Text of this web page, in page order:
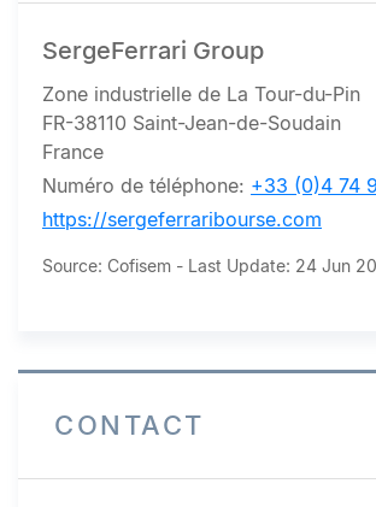
SergeFerrari Group
Zone industrielle de La Tour-du-Pin
FR-38110 Saint-Jean-de-Soudain
France
Numéro de téléphone: +33 (0)4 74
https://sergeferraribourse.com
Source: Cofisem - Last Update: 24 Jun
CONTACT